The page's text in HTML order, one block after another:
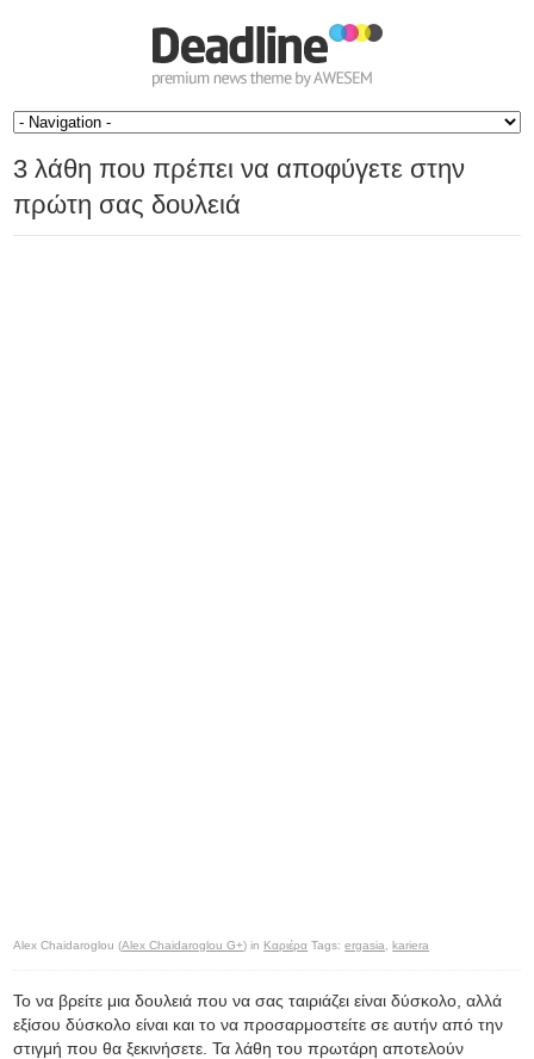
3 λάθη που πρέπει να αποφύγετε στην
πρώτη σας δουλειά
Alex Chaidaroglou (Alex Chaidaroglou G+) in Καριέρα Tags:ergasia ,kariera
Το να βρείτε μια δουλειά που να σας ταιριάζει είναι δύσκολο, αλλά
εξίσου δύσκολο είναι και το να προσαρμοστείτε σε αυτήν από την
στιγμή που θα ξεκινήσετε. Τα λάθη του πρωτάρη αποτελούν